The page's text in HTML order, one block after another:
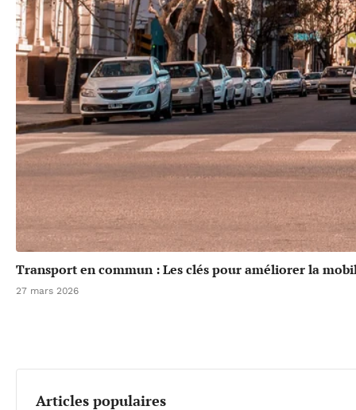
Transport en commun : Les clés pour améliorer la
27 mars 2026
Articles populaires